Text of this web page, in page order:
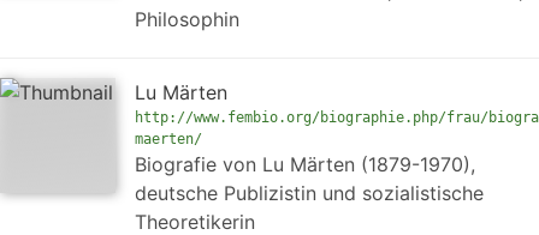
Philosophin
Lu Märten
http://www.fembio.org/biographie.php/frau/
maerten/
Biografie von Lu Märten (1879-1970),
deutsche Publizistin und sozialistische
Theoretikerin